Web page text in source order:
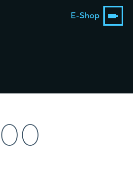
E-Shop